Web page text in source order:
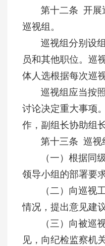
第十二条 开展
巡视组。
巡视组分别设
员和其他职位。巡
体人选根据每次巡
巡视组应当按
讨论决定重大事项
作，副组长协助组
第十三条 巡视
（一）根据同
领导小组的部署要
（二）向巡视
情况，提出意见建
（三）向被巡
见，向纪检监察机